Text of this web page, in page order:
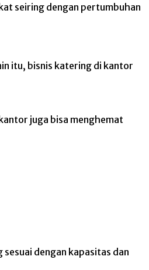
seiring dengan pertumbuhan
itu, bisnis katering di kantor
juga bisa menghemat
dengan kapasitas dan